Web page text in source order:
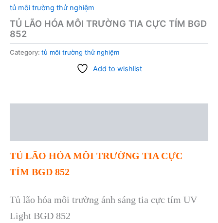
tủ môi trường thử nghiệm
TỦ LÃO HÓA MÔI TRƯỜNG TIA CỰC TÍM BGD
852
Category: tủ môi trường thử nghiệm
Add to wishlist
TỦ LÃO HÓA MÔI TRƯỜNG TIA CỰC
TÍM BGD 852
Tủ lão hóa môi trường ánh sáng tia cực tím UV
Light BGD 852